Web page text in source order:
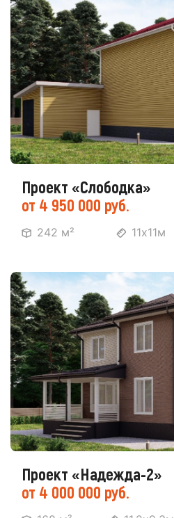
Проект «Слободка»
от 4 950 000 руб.
242 м² 11х11м
Проект «Надежда-2»
от 4 000 000 руб.